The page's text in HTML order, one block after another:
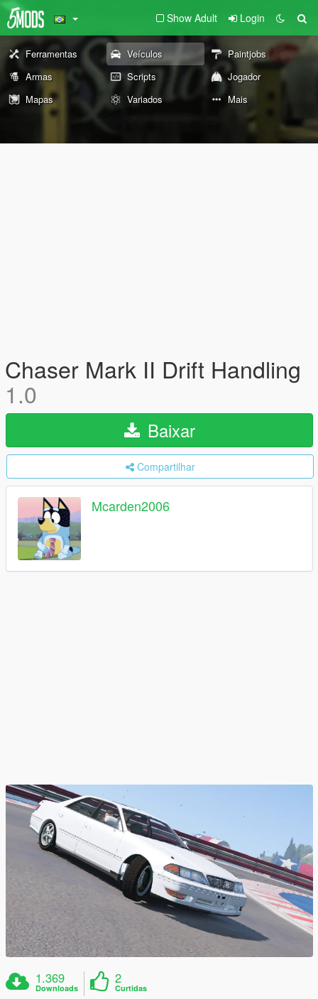
Show Adult Login
Ferramentas Veículos
Paintjobs
Armas
Scripts
Jogador
Mapas
Variados Mais
Chaser Mark II Drift Handling
1.0
Baixar
Compartilhar
Mcarden2006
1.369
Downloads
2
Curtidas